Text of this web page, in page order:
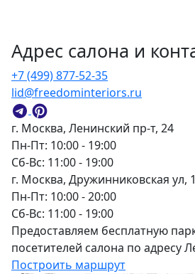
Адрес салона и
г. Москва, Ленинский пр-т, 24
Пн-Пт: 10:00 - 19:00
Сб-Вс: 11:00 - 19:00
г. Москва, Дружинниковская ул,
Пн-Пт: 10:00 - 20:00
Сб-Вс: 11:00 - 19:00
Предоставляем бесплатную
посетителей салона по адресу
Построить маршрут
+7 (499) 877-52-35
lid@freedominteriors.ru